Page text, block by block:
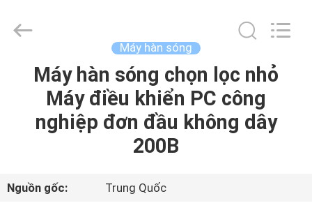
TRANG
PHẨM
2026
Máy hàn sóng
Máy hàn sóng chọn lọc nhỏ
Máy điều khiển PC công
nghiệp đơn đầu không dây
200B
Nguồn gốc:
Trung Quốc